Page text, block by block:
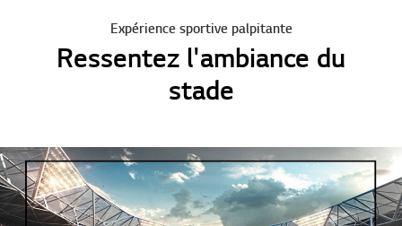
Expérience sportive palpitante
Ressentez l'ambiance du
stade